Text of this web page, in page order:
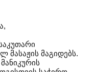
მასაჟის მაგიდებს.